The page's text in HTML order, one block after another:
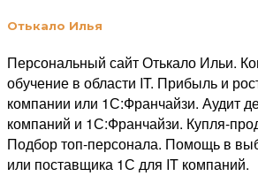
Отькало Илья
Персональный сайт Отькало Ильи.
обучение в области IT. Прибыль и
компании или 1С:Франчайзи. Аудит
компаний и 1С:Франчайзи. Купля-
Подбор топ-персонала. Помощь в
или поставщика 1С для IT компаний.